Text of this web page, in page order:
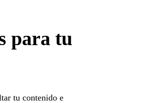
para tu
tu contenido e